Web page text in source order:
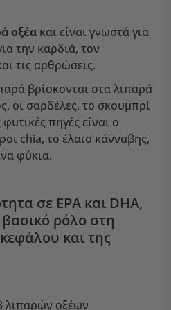
οξέα και είναι γνωστά για
την καρδιά, τον
τις αρθρώσεις.
βρίσκονται στα λιπαρά
οι σαρδέλες, το σκουμπρί
πηγές είναι ο
chia, το έλαιο κάνναβης,
φύκια.
σε EPA και DHA,
ρόλο στη
και της
λιπαρών οξέων